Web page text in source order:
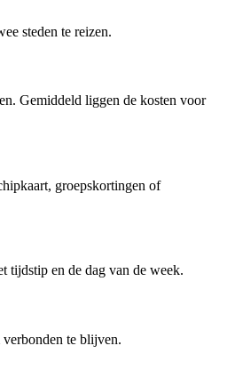
steden te reizen.
Gemiddeld liggen de kosten voor
groepskortingen of
tijdstip en de dag van de week.
te blijven.